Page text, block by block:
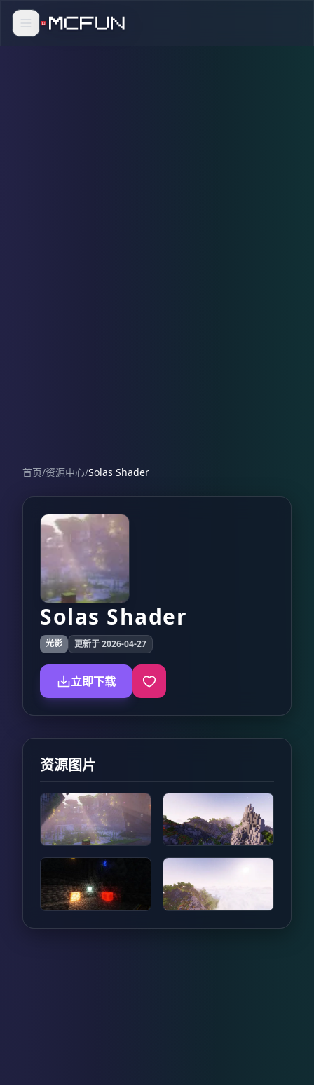
首页/资源中心/Solas Shader
Solas Shader
光影 更新于 2026-04-27
立即下载
资源图片